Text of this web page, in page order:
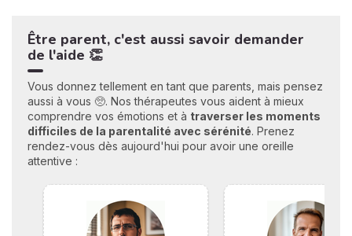
Être parent, c'est aussi savoir demander
de l'aide 👏
Vous donnez tellement en tant que parents, mais pensez
aussi à vous 🥺. Nos thérapeutes vous aident à mieux
comprendre vos émotions et à traverser les moments
difficiles de la parentalité avec sérénité. Prenez
rendez-vous dès aujourd'hui pour avoir une oreille
attentive :